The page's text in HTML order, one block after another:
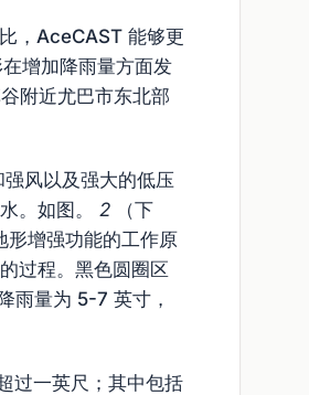
，AceCAST 能够更
增加降雨量方面发
附近尤巴市东北部
风以及强大的低压
。如图。 2 （下
形增强功能的工作原
过程。黑色圆圈区
雨量为 5-7 英寸，
过一英尺；其中包括